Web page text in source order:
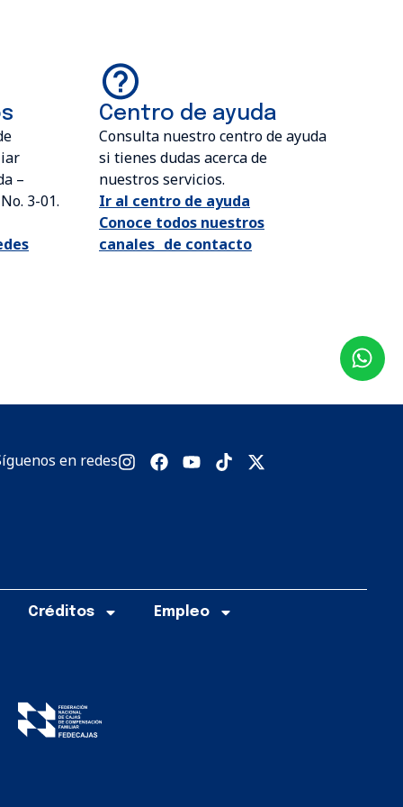
–
3-01.
Centro de ayuda
Consulta nuestro centro de ayuda
si tienes dudas acerca de
nuestros servicios.
Ir al centro de ayuda
Conoce todos nuestros
canales de contacto
en redes
Créditos Empleo